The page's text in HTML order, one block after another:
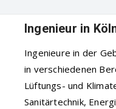
Ingenieur in
Ingenieure in der
in verschiedenen
Lüftungs- und
Sanitärtechnik,